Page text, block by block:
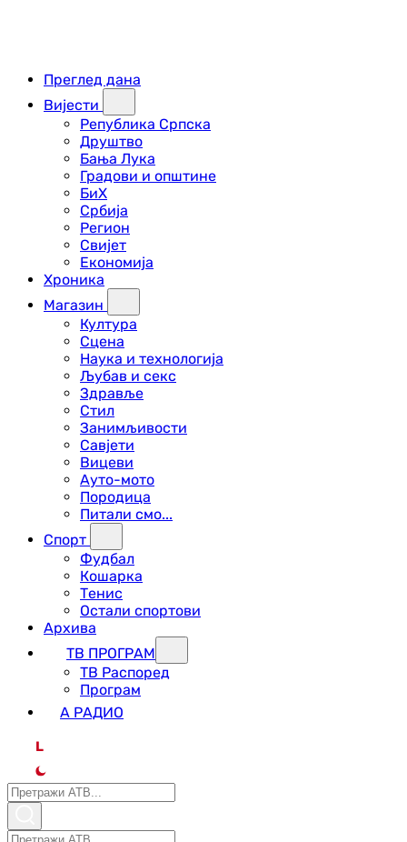
Преглед дана
Вијести
Република Српска
Друштво
Бања Лука
Градови и општине
БиХ
Србија
Регион
Свијет
Економија
Хроника
Магазин
Култура
Сцена
Наука и технологија
Љубав и секс
Здравље
Стил
Занимљивости
Савјети
Вицеви
Ауто-мото
Породица
Питали смо...
Спорт
Фудбал
Кошарка
Тенис
Остали спортови
Архива
ТВ ПРОГРАМ
ТВ Распоред
Програм
А РАДИО
L